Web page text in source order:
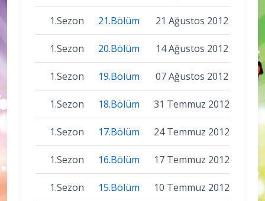
1.Sezon 21.Bölüm 21 Ağustos 2012
1.Sezon 20.Bölüm 14 Ağustos 2012
1.Sezon 19.Bölüm 07 Ağustos 2012
1.Sezon 18.Bölüm 31 Temmuz 2012
1.Sezon 17.Bölüm 24 Temmuz 2012
1.Sezon 16.Bölüm 17 Temmuz 2012
1.Sezon 15.Bölüm 10 Temmuz 2012